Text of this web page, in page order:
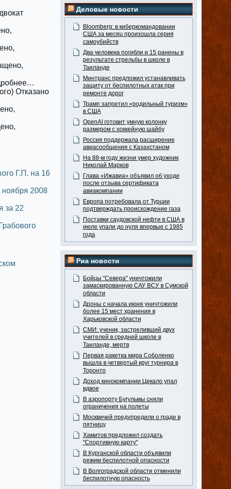
Отказано
Г.П. на 16
2008
за 22
Деловые новости
Bloomberg: в киберкомандовании
США за месяц произошла серия
самоубийств
Два человека погибли и 15 ранены в
результате стрельбы в школе в
Таиланде
Минтранс предложил устанавливать
защиту от беспилотных атак при
ремонте дорог
Трамп запретил «родильный туризм»
в США
OpenAI готовит умную колонку
размером с хоккейную шайбу
Россия поддержала расширение
авиасообщения с Казахстаном
На 88-м году жизни умер художник
Николай Марков
Глава «Ижавиа» объявил об уходе
после отзыва сертификата
авиакомпании
Европа потребовала от Турции
подтверждать происхождение газа
Поставки саудовской нефти в США в
июле упали до нуля впервые с 1985
года
Риа новости
Бойцы "Севера" уничтожили
замаскированную САУ ВСУ в Сумской
области
Дроны с начала июня уничтожили
более 15 мест хранения в
Харьковской области
СМИ: ученик, застреливший двух
учителей в средней школе в
Таиланде, мертв
Первая ракетка мира Соболенко
вышла в четвертый круг турнира в
Торонто
Доход кинокомпании Цекало упал
вдвое
В аэропорту Бугульмы сняли
ограничения на полеты
Москвичей предупредили о граде в
пятницу
Хамитов предложил создать
"Спортивную карту"
В Курганской области объявили
режим беспилотной опасности
В Волгоградской области отменили
беспилотную опасность